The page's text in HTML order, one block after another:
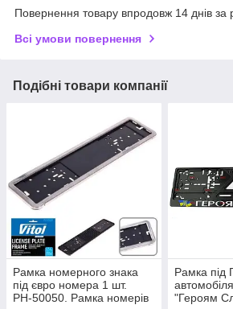
Повернення товару впродовж 14 днів за
Всі умови повернення
Подібні товари компанії
Рамка номерного знака
під євро номера 1 шт.
РН-50050. Рамка номерів
Рамка під
"Героям